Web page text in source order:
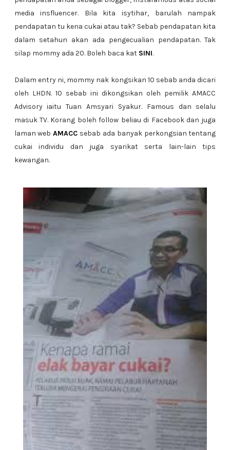
media insfluencer. Bila kita isytihar, barulah nampak
pendapatan tu kena cukai atau tak? Sebab pendapatan kita
dalam setahun akan ada pengecualian pendapatan. Tak
silap mommy ada 20. Boleh baca kat SINI.
Dalam entry ni, mommy nak kongsikan 10 sebab anda dicari
oleh LHDN. 10 sebab ini dikongsikan oleh pemilik AMACC
Advisory iaitu Tuan Amsyari Syakur. Famous dan selalu
masuk TV. Korang boleh follow beliau di Facebook dan juga
laman webAMACC sebab ada banyak perkongsian tentang
cukai individu dan juga syarikat serta lain-lain tips
kewangan.